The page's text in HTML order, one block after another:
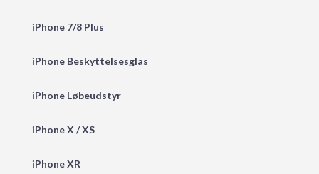
iPhone 7/8 Plus
iPhone Beskyttelsesglas
iPhone Løbeudstyr
iPhone X / XS
iPhone XR